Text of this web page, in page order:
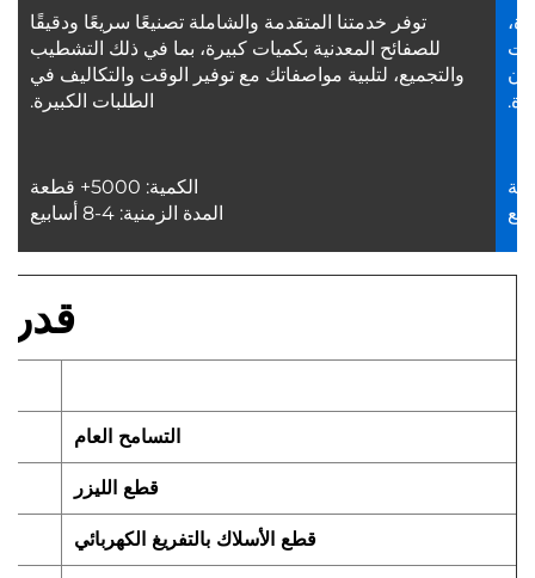
توفر خدمتنا المتقدمة والشاملة تصنيعًا سريعًا ودقيقًا
للصفائح المعدنية بكميات كبيرة، بما في ذلك التشطيب
والتجميع، لتلبية مواصفاتك مع توفير الوقت والتكاليف في
الطلبات الكبيرة.
الكمية: 5000+ قطعة
المدة الزمنية: 4-8 أسابيع
التسامح العام
قطع الليزر
قطع الأسلاك بالتفريغ الكهربائي